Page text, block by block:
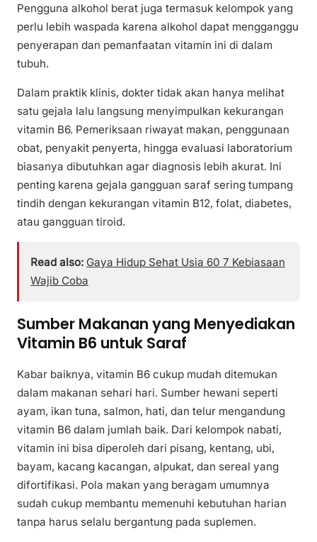
Pengguna alkohol berat juga termasuk kelompok yang
perlu lebih waspada karena alkohol dapat mengganggu
penyerapan dan pemanfaatan vitamin ini di dalam
tubuh.
Dalam praktik klinis, dokter tidak akan hanya melihat
satu gejala lalu langsung menyimpulkan kekurangan
vitamin B6. Pemeriksaan riwayat makan, penggunaan
obat, penyakit penyerta, hingga evaluasi laboratorium
biasanya dibutuhkan agar diagnosis lebih akurat. Ini
penting karena gejala gangguan saraf sering tumpang
tindih dengan kekurangan vitamin B12, folat, diabetes,
atau gangguan tiroid.
Read also: Gaya Hidup Sehat Usia 60 7 Kebiasaan
Wajib Coba
Sumber Makanan yang Menyediakan
Vitamin B6 untuk Saraf
Kabar baiknya, vitamin B6 cukup mudah ditemukan
dalam makanan sehari hari. Sumber hewani seperti
ayam, ikan tuna, salmon, hati, dan telur mengandung
vitamin B6 dalam jumlah baik. Dari kelompok nabati,
vitamin ini bisa diperoleh dari pisang, kentang, ubi,
bayam, kacang kacangan, alpukat, dan sereal yang
difortifikasi. Pola makan yang beragam umumnya
sudah cukup membantu memenuhi kebutuhan harian
tanpa harus selalu bergantung pada suplemen.